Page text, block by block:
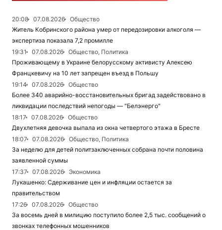
20:08 07.08.2026
Общество
Житель Кобринского района умер от передозировки алкоголя —
экспертиза показала 7,2 промилле
19:31
07.08.2026
Общество, Политика
Проживающему в Украине белорусскому активисту Алексею
Францкевичу на 10 лет запрещен въезд в Польшу
19:14
07.08.2026
Общество
Более 340 аварийно-восстановительных бригад задействовано в
ликвидации последствий непогоды — "Белэнерго"
18:17
07.08.2026
Общество
Двухлетняя девочка выпала из окна четвертого этажа в Бресте
18:07
07.08.2026
Общество, Политика
За неделю для детей политзаключенных собрана почти половина
заявленной суммы
17:37
07.08.2026
Экономика
Лукашенко: Сдерживание цен и инфляции остается за
правительством
17:26
07.08.2026
Общество
За восемь дней в милицию поступило более 2,5 тыс. сообщений о
звонках телефонных мошенников